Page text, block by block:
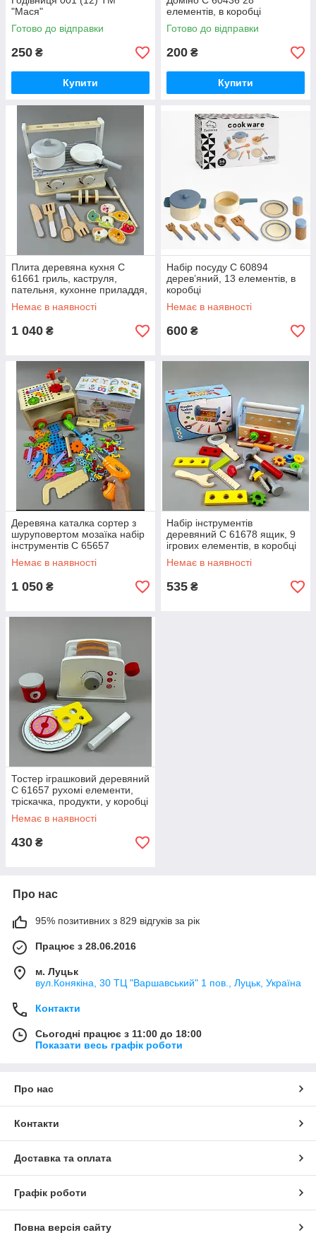
"Мася"
Готово до відправки
250 ₴
Купити
елементів, в коробці
Готово до відправки
200 ₴
Купити
Плита деревяна кухня C
61661 гриль, каструля,
пательня, кухонне приладдя,
продукти, у коробці
Немає в наявності
1 040 ₴
Набір посуду C 60894
дерев’яний, 13 елементів, в
коробці
Немає в наявності
600 ₴
Деревяна каталка сортер з
шуруповертом мозаїка набір
інструментів C 65657
Немає в наявності
1 050 ₴
Набір інструментів
деревяний C 61678 ящик, 9
ігрових елементів, в коробці
Немає в наявності
535 ₴
Тостер іграшковий деревяний
C 61657 рухомі елементи,
тріскачка, продукти, у коробці
Немає в наявності
430 ₴
Про нас
95% позитивних з 829 відгуків за рік
Працює з 28.06.2016
м. Луцьк
вул.Конякіна, 30 ТЦ "Варшавський" 1 пов., Луцьк, Україна
Контакти
Сьогодні працює з 11:00 до 18:00
Показати весь графік роботи
Про нас
Контакти
Доставка та оплата
Графік роботи
Повна версія сайту